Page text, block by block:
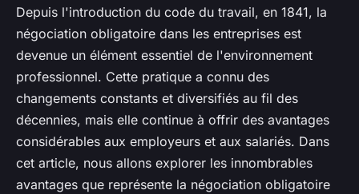
Les innombrables avantages
de la négociation obligatoire
dans les entreprises
nicodème•23 mars 2023• 3 min de lecture
Depuis l'introduction du code du travail, en 1841, la
négociation obligatoire dans les entreprises est
devenue un élément essentiel de l'environnement
professionnel. Cette pratique a connu des
changements constants et diversifiés au fil des
décennies, mais elle continue à offrir des avantages
considérables aux employeurs et aux salariés. Dans
cet article, nous allons explorer les innombrables
avantages que représente la négociation obligatoire